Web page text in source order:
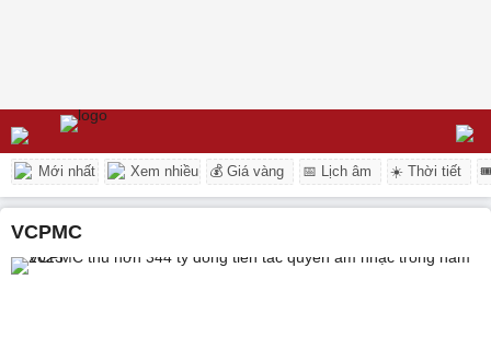
Mới nhất Xem nhiều 💰 Giá vàng 📅 Lịch âm ☀️ Thời tiết
VCPMC